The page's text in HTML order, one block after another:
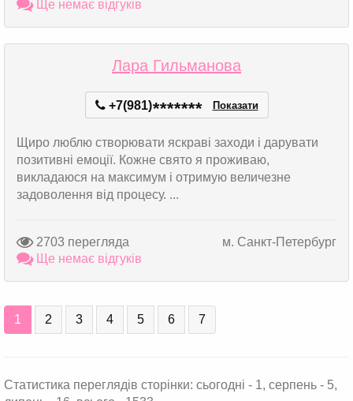
Ще немає відгуків
Лара Гильманова
+7(981)******* Показати
Щиро люблю створювати яскраві заходи і дарувати
позитивні емоції. Кожне свято я проживаю,
викладаюся на максимум і отримую величезне
задоволення від процесу. ...
2703 перегляда
м. Санкт-Петербург
Ще немає відгуків
1 2 3 4 5 6 7
Статистика переглядів сторінки: сьогодні - 1, серпень - 5,